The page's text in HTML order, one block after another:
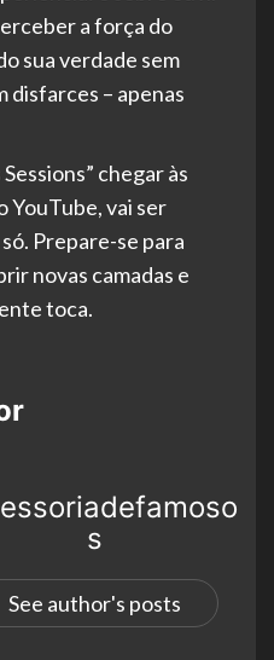
a força do
sua verdade sem
disfarces – apenas
chegar às
YouTube, vai ser
Prepare-se para
novas camadas e
toca.
s
See author's posts